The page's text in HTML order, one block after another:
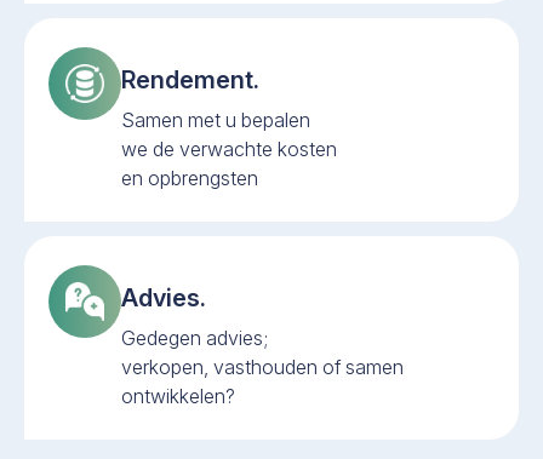
Rendement.
Samen met u bepalen
we de verwachte kosten
en opbrengsten
Advies.
Gedegen advies;
verkopen, vasthouden of samen
ontwikkelen?